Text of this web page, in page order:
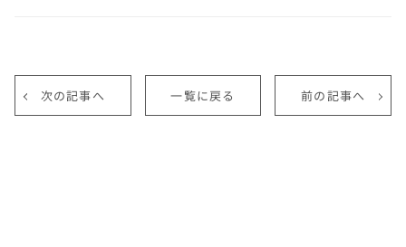
次の記事へ 一覧に戻る 前の記事へ